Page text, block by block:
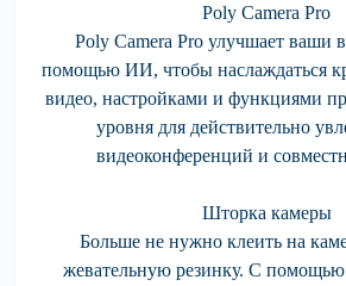
Poly Camera Pro
Poly Camera Pro улучшает ваши
помощью ИИ, чтобы наслаждаться
видео, настройками и функциями
уровня для действительно
видеоконференций и
Шторка камеры
Больше не нужно клеить на
жевательную резинку. С